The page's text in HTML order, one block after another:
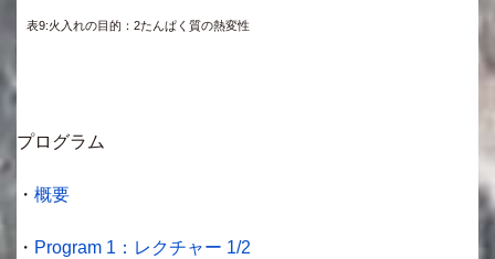
表9:火入れの目的：2たんぱく質の熱変性
プログラム
・ 概要
・ Program 1：レクチャー 1/2